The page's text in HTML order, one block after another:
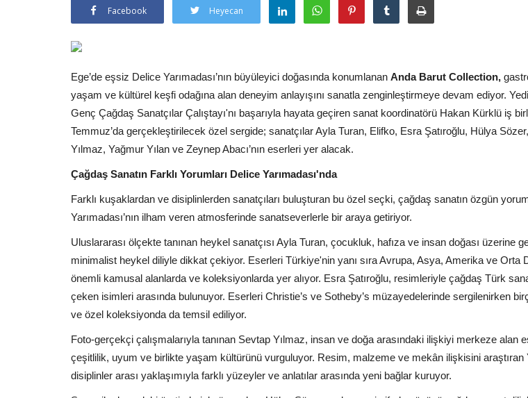
Facebook Heyecan
Ege’de eşsiz Delice Yarımadası’nın büyüleyici doğasında konumlanan Anda Barut Collection,
yaşam ve kültürel keşfi odağına alan deneyim anlayışını sanatla zenginleştirmeye devam ediyor.
Genç Çağdaş Sanatçılar Çalıştayı'nı başarıyla hayata geçiren sanat koordinatörü Hakan Kürklü iş
Temmuz’da gerçekleştirilecek özel sergide; sanatçılar Ayla Turan, Elifko, Esra Şatıroğlu, Hülya
Yılmaz, Yağmur Yılan ve Zeynep Abacı’nın eserleri yer alacak.
Çağdaş Sanatın Farklı Yorumları Delice Yarımadası'nda
Farklı kuşaklardan ve disiplinlerden sanatçıları buluşturan bu özel seçki, çağdaş sanatın özgün
Yarımadası’nın ilham veren atmosferinde sanatseverlerle bir araya getiriyor.
Uluslararası ölçekte tanınan heykel sanatçısı Ayla Turan, çocukluk, hafıza ve insan doğası üzerine
minimalist heykel diliyle dikkat çekiyor. Eserleri Türkiye'nin yanı sıra Avrupa, Asya, Amerika ve Orta
önemli kamusal alanlarda ve koleksiyonlarda yer alıyor. Esra Şatıroğlu, resimleriyle çağdaş Türk
çeken isimleri arasında bulunuyor. Eserleri Christie’s ve Sotheby’s müzayedelerinde sergilenirken
ve özel koleksiyonda da temsil ediliyor.
Foto-gerçekçi çalışmalarıyla tanınan Sevtap Yılmaz, insan ve doğa arasındaki ilişkiyi merkeze alan
çeşitlilik, uyum ve birlikte yaşam kültürünü vurguluyor. Resim, malzeme ve mekân ilişkisini araştıran
disiplinler arası yaklaşımıyla farklı yüzeyler ve anlatılar arasında yeni bağlar kuruyor.